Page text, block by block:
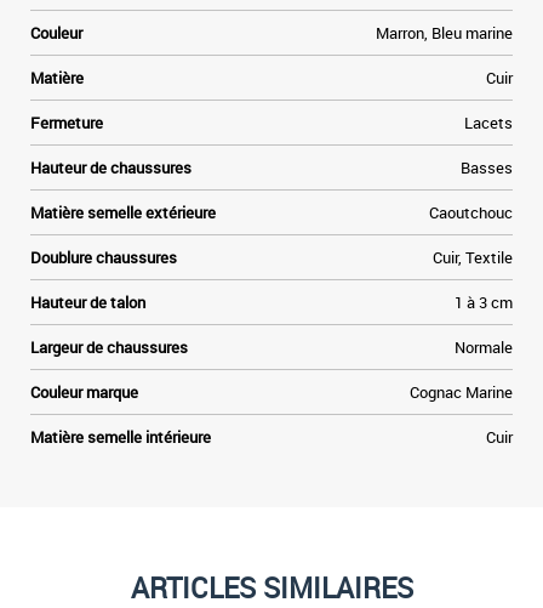
Couleur Marron, Bleu marine
Matière Cuir
Fermeture Lacets
Hauteur de chaussures Basses
Matière semelle extérieure Caoutchouc
Doublure chaussures Cuir, Textile
Hauteur de talon 1 à 3 cm
Largeur de chaussures Normale
Couleur marque Cognac Marine
Matière semelle intérieure Cuir
ARTICLES SIMILAIRES